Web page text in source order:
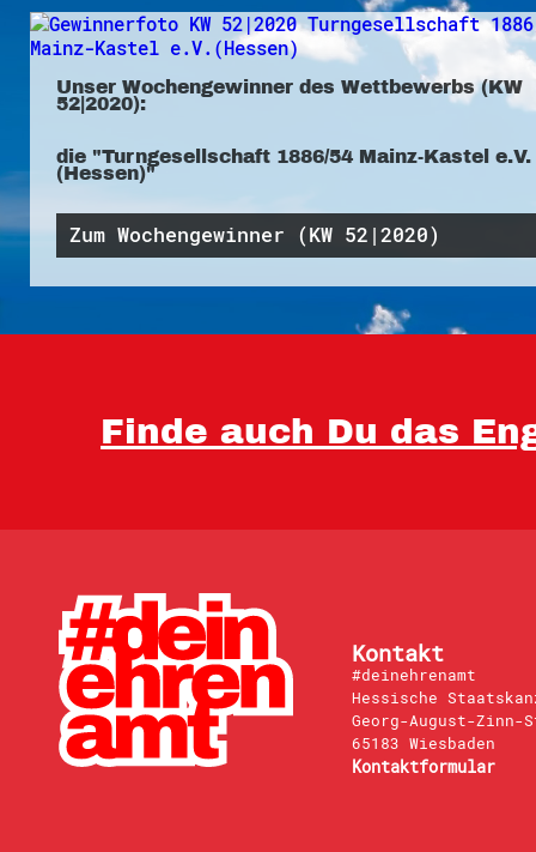
Unser Wochengewinner des Wettbewerbs (KW
52|2020):
die "Turngesellschaft 1886/54 Mainz-Kastel e.V.
(Hessen)"
Zum Wochengewinner (KW 52|2020)
Finde auch Du das
Kontakt
#deinehrenamt
Hessische
Georg-August-Zinn-
65183 Wiesbaden
Kontaktformular